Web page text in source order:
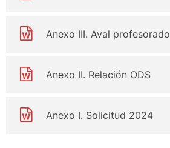
Anexo III. Aval profesorado
Anexo II. Relación ODS
Anexo I. Solicitud 2024